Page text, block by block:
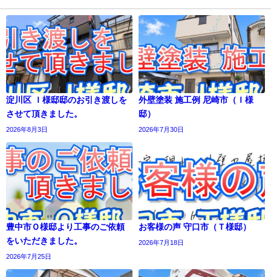
淀川区 Ｉ様邸邸のお引き渡しを
させて頂きました。
2026年8月3日
外壁塗装 施工例 尼崎市（Ｉ様
邸）
2026年7月30日
豊中市Ｏ様邸より工事のご依頼
をいただきました。
2026年7月25日
お客様の声 守口市（Ｔ様邸）
2026年7月18日